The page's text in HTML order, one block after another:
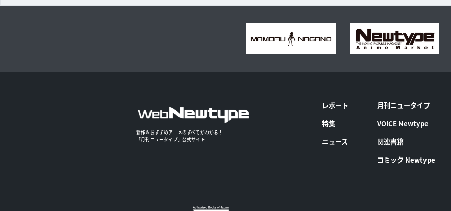
新作＆おすすめアニメのすべてがわかる！
「月刊ニュータイプ」公式サイト
レポート
特集
ニュース
月刊ニュータイプ
VOICE Newtype
関連書籍
コミック Newtype